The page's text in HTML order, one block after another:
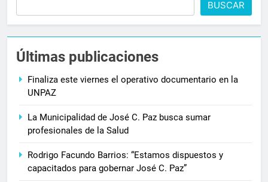
BUSCAR
Últimas publicaciones
Finaliza este viernes el operativo documentario en la
UNPAZ
La Municipalidad de José C. Paz busca sumar
profesionales de la Salud
Rodrigo Facundo Barrios: “Estamos dispuestos y
capacitados para gobernar José C. Paz”